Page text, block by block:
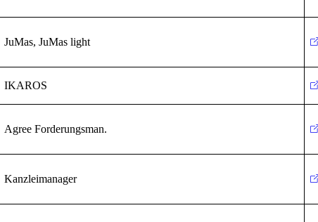
JuMas, JuMas light
IKAROS
Agree Forderungsman.
Kanzleimanager